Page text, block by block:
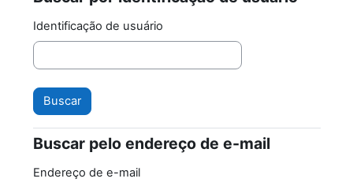
Identificação de usuário
Buscar pelo endereço de e-mail
Buscar pelo endereço de e-mail
Endereço de e-mail